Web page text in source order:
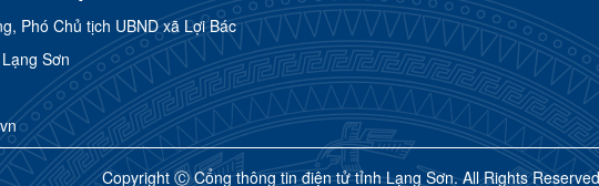
Phó Chủ tịch UBND xã Lợi Bác
Sơn
Copyright Ⓒ Cổng thông tin điện tử tỉnh Lạng Sơn. All Rights Reserved